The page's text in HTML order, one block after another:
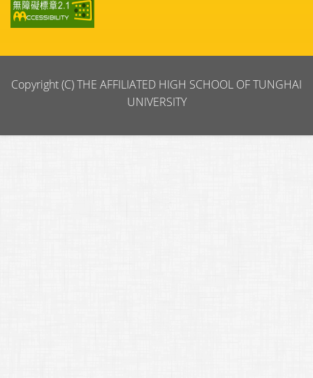
Copyright (C) THE AFFILIATED HIGH SCHOOL OF TUNGHAI
UNIVERSITY